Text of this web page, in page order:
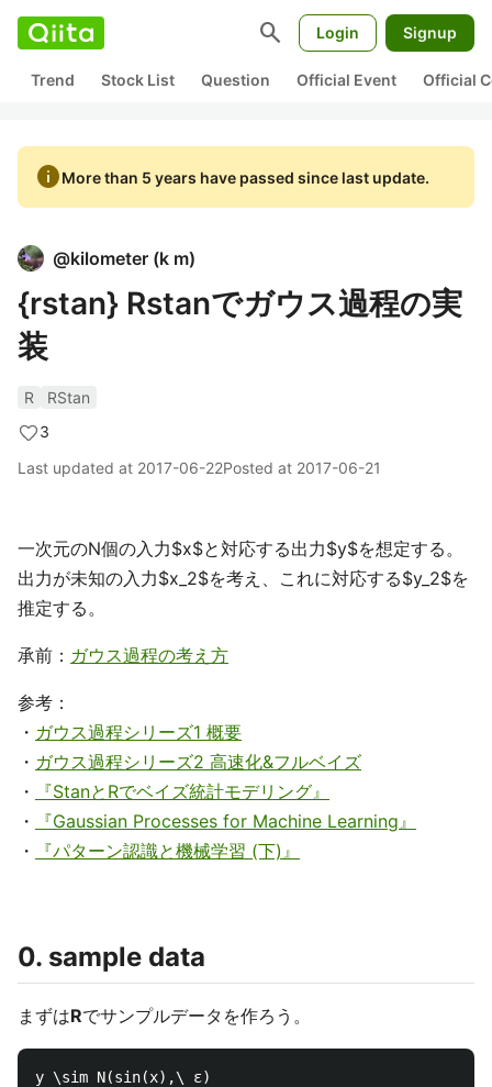
search Login Signup
Trend Stock List Question Official Event Official
infoMore than 5 years have passed since last update.
@kilometer (k m)
{rstan} Rstanでガウス過程の実
装
R
RStan
3
Last updated at 2017-06-22Posted at 2017-06-21
一次元のN個の入力$x$と対応する出力$y$を想定する。
出力が未知の入力$x_2$を考え、これに対応する$y_2$を
推定する。
承前： ガウス過程の考え方
参考：
・ ガウス過程シリーズ1 概要
・ ガウス過程シリーズ2 高速化&フルベイズ
・
『StanとRでベイズ統計モデリング』
・
『Gaussian Processes for Machine Learning』
・
『パターン認識と機械学習 (下)』
0. sample data
まずはRでサンプルデータを作ろう。